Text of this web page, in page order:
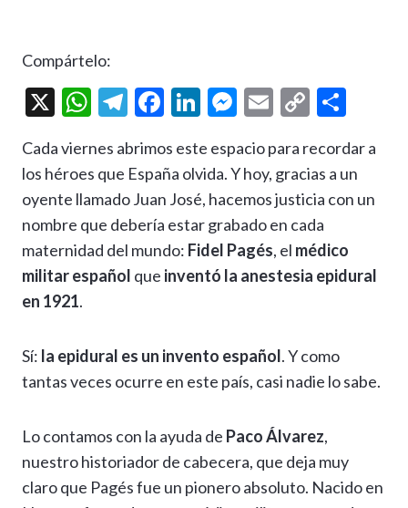
Compártelo:
X
W
at
s
A
p
p
T
e
gr
a
m
F
e
b
o
o
k
Li
ke
dI
n
M
se
n
g
er
E
ai
l
C
p
y
Li
n
k
m
p
ti
r
Cada viernes abrimos este espacio para recordar a
los héroes que España olvida. Y hoy, gracias a un
oyente llamado Juan José, hacemos justicia con un
nombre que debería estar grabado en cada
maternidad del mundo: Fidel Pagés, el médico
militar español que inventó la anestesia epidural
en 1921.
Sí: la epidural es un invento español. Y como
tantas veces ocurre en este país, casi nadie lo sabe.
Lo contamos con la ayuda de Paco Álvarez,
nuestro historiador de cabecera, que deja muy
claro que Pagés fue un pionero absoluto. Nacido en